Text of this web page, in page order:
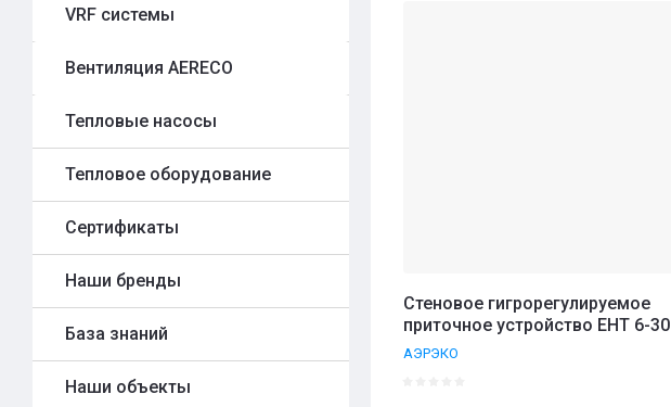
VRF системы
Вентиляция AERECO
Тепловые насосы
Тепловое оборудование
Сертификаты
Наши бренды
База знаний
Наши объекты
Стеновое гигрорегулируемое
приточное устройство EHT 6-30
АЭРЭКО